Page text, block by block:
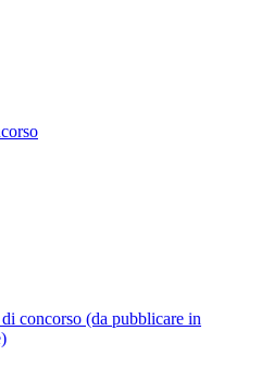
concorso (da pubblicare in